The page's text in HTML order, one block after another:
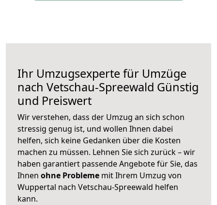
Ihr Umzugsexperte für Umzüge
nach Vetschau-Spreewald Günstig
und Preiswert
Wir verstehen, dass der Umzug an sich schon
stressig genug ist, und wollen Ihnen dabei
helfen, sich keine Gedanken über die Kosten
machen zu müssen. Lehnen Sie sich zurück – wir
haben garantiert passende Angebote für Sie, das
Ihnen ohne Probleme mit Ihrem Umzug von
Wuppertal nach Vetschau-Spreewald helfen
kann.